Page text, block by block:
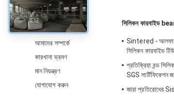
সম্বন্ধে
আমাদের সম্পর্কে
কারখানা ভ্রমণ
মান নিয়ন্ত্রণ
যোগাযোগ করুন
সিলিকন কারবাইড
Sintered - আলফা
সিলিকন কারবাইড
প্রতিক্রিয়া বন্ড
SGS
জারা প্রতিরোধের